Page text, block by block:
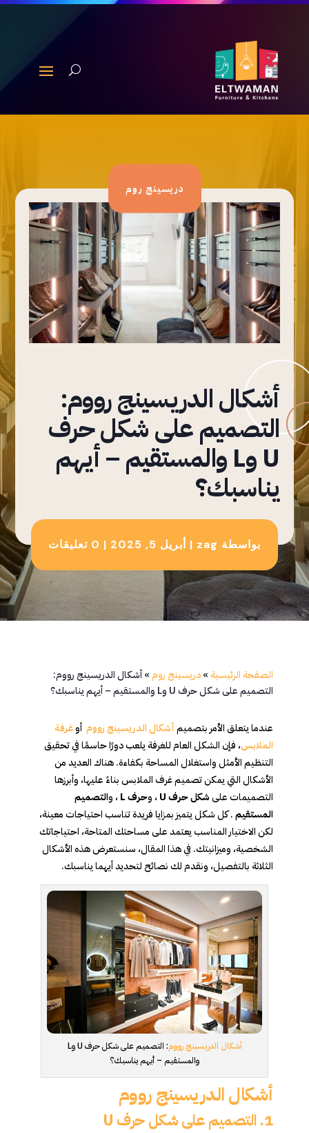
دريسينج روم
أشكال الدريسينج رووم:
التصميم على شكل حرف
U وL والمستقيم – أيهم
يناسبك؟
بواسطة zag
| أبريل 5, 2025 | 0 تعليقات
الصفحة الرئيسية »دريسينج روم»أشكال الدريسينج رووم:
التصميم على شكل حرف U وL والمستقيم – أيهم يناسبك؟
عندما يتعلق الأمر بتصميمأشكال الدريسينج رووم أوغرفة
الملابس، فإن الشكل العام للغرفة يلعب دورًا حاسمًا في تحقيق
التنظيم الأمثل واستغلال المساحة بكفاءة. هناك العديد من
الأشكال التي يمكن تصميم غرف الملابس بناءً عليها، وأبرزها
التصميمات علىشكل حرف U ، وحرف L ، والتصميم
المستقيم. كل شكل يتميز بمزايا فريدة تناسب احتياجات معينة،
لكن الاختيار المناسب يعتمد على مساحتك المتاحة، احتياجاتك
الشخصية، وميزانيتك. في هذا المقال، سنستعرض هذه الأشكال
الثلاثة بالتفصيل، ونقدم لك نصائح لتحديد أيهما يناسبك.
أشكال الدريسينج رووم
: التصميم على شكل حرف U وL
والمستقيم – أيهم يناسبك؟
أشكال الدريسينج رووم
1. التصميم على شكل حرف U